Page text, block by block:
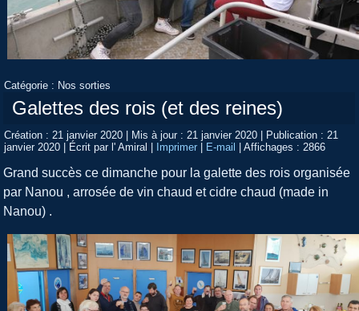
Catégorie : Nos sorties
Galettes des rois (et des reines)
Création : 21 janvier 2020 | Mis à jour : 21 janvier 2020 | Publication : 21
janvier 2020 | Écrit par l' Amiral | Imprimer | E-mail |Affichages : 2866
Grand succès ce dimanche pour la galette des rois organisée
par Nanou , arrosée de vin chaud et cidre chaud (made in
Nanou) .